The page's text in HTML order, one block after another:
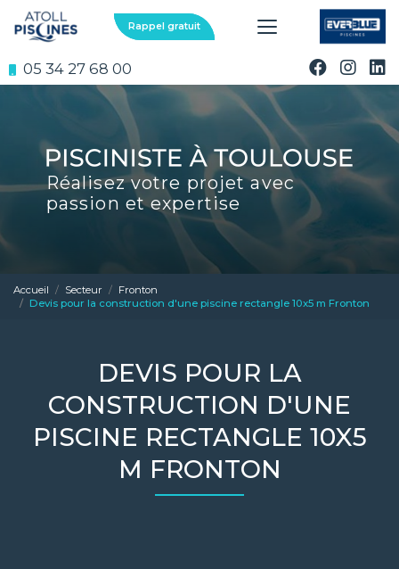
au
contenu
05 34 27 68 00
Rappel gratuit
Réalisez votre projet avec
passion et expertise
Accueil Secteur
Fronton
Devis pour la construction d'une piscine rectangle 10x5 m Fronton
DEVIS POUR LA
CONSTRUCTION D'UNE
PISCINE RECTANGLE 10X5
M FRONTON